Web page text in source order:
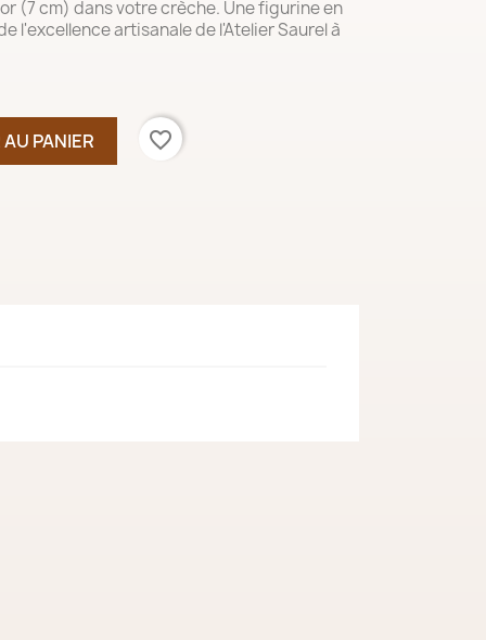
(7 cm) dans votre crèche. Une figurine en
l'excellence artisanale de l'Atelier Saurel à
PANIER favorite_border